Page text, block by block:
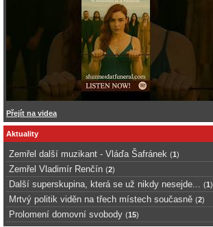
Přejít na videa
Aktuality
Zemřel další muzikant - Vláďa Šafránek (1)
Zemřel Vladimír Renčín (2)
Další superskupina, která se už nikdy nesejde... (1)
Mrtvý politik viděn na třech místech současně (2)
Prolomení domovní svobody (15)